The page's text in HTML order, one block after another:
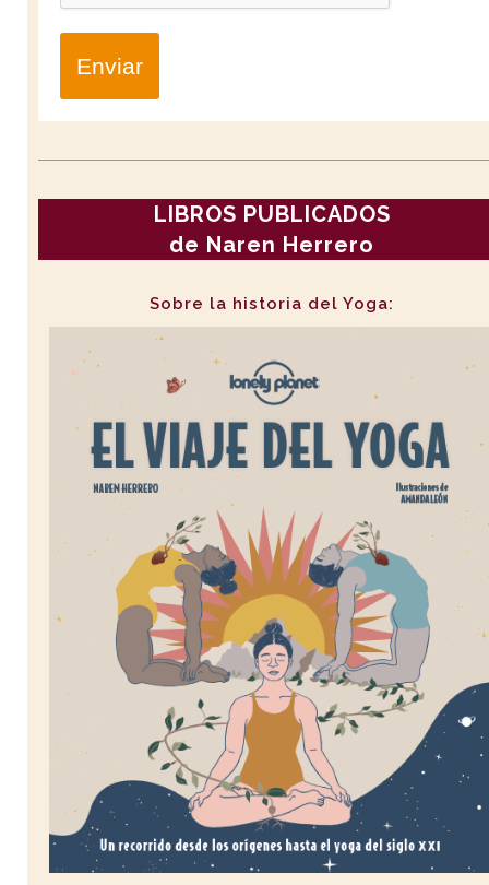
Enviar
LIBROS PUBLICADOS
de Naren Herrero
Sobre la historia del Yoga: